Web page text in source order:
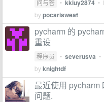
问与答 • kkiuy2874 •
bypocarisweat
pycharm 的
重设
程序员 • severusva •
byknightdf
最近使用 pycharm
问题.